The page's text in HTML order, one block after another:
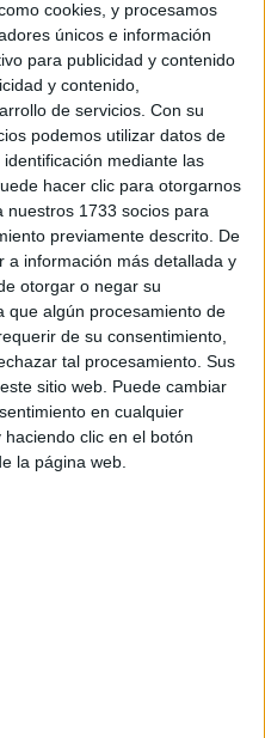
cookies, y procesamos
únicos e información
para publicidad y contenido
y contenido,
de servicios. Con su
podemos utilizar datos de
mediante las
hacer clic para otorgarnos
nuestros 1733 socios para
previamente descrito. De
a información más detallada y
otorgar o negar su
que algún procesamiento de
de su consentimiento,
tal procesamiento. Sus
sitio web. Puede cambiar
en cualquier
clic en el botón
la página web.